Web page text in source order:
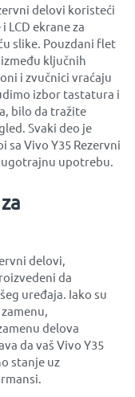
delovi koristeći
ekrane za
slike. Pouzdani flet
ključnih
i zvučnici vraćaju
izbor tastatura i
bilo da tražite
Svaki deo je
sa Vivo Y35 Rezervni
upotrebu.
delovi,
da
uređaja. Iako su
delova
da vaš Vivo Y35
stanje uz